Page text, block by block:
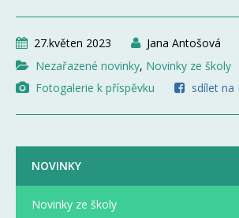
27.květen 2023
Jana Antošová
Nezařazené novinky, Novinky ze školy
Fotogalerie k příspěvku
sdílet na
NOVINKY
Novinky ze školy